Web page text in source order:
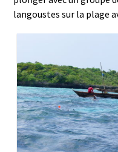
langoustes sur la plage